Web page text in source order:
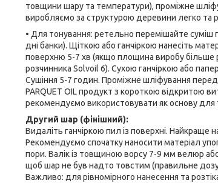
товщини шару та температури), проміжне
виробляємо за структурою деревини легко та
• Для тонування: ретельно перемішайте
дні банки). Щіткою або ганчіркою нанесіть
поверхню 5-7 хв (якщо площина виробу
розчинника Solvoil 6). Сухою ганчіркою або
Сушіння 5-7 годин. Проміжне шліфування
PARQUET OIL продукт з короткою відкритою
рекомендуємо використовувати як основу
Другий шар (фінішний):
Видаліть ганчіркою пил із поверхні.
Рекомендуємо спочатку наносити матеріал
пори. Валік із товщиною ворсу 7-9 мм велюр
щоб шар не був надто товстим (правильне
Важливо: для рівномірного нанесення та